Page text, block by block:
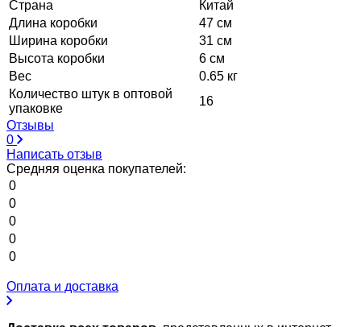
Страна
Китай
Длина коробки
47 см
Ширина коробки
31 см
Высота коробки
6 см
Вес
0.65 кг
Количество штук в оптовой
упаковке
16
Отзывы
0
Написать отзыв
Средняя оценка покупателей:
0
0
0
0
0
Оплата и доставка